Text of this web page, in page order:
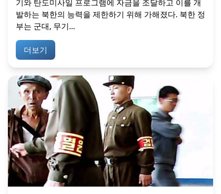
기와 탄도미사일 프로그램에 자금을 조달하고 이를 개
발하는 북한의 능력을 제한하기 위해 가해졌다. 북한 정
부는 군대, 무기...
더보기